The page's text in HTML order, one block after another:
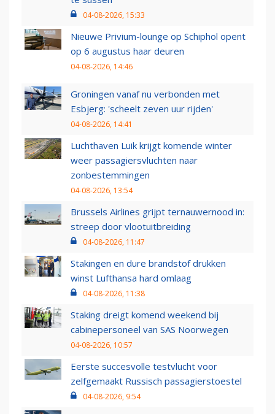
04-08-2026, 15:33
Nieuwe Privium-lounge op Schiphol opent
op 6 augustus haar deuren
04-08-2026, 14:46
Groningen vanaf nu verbonden met
Esbjerg: 'scheelt zeven uur rijden'
04-08-2026, 14:41
Luchthaven Luik krijgt komende winter
weer passagiersvluchten naar
zonbestemmingen
04-08-2026, 13:54
Brussels Airlines grijpt ternauwernood in:
streep door vlootuitbreiding
04-08-2026, 11:47
Stakingen en dure brandstof drukken
winst Lufthansa hard omlaag
04-08-2026, 11:38
Staking dreigt komend weekend bij
cabinepersoneel van SAS Noorwegen
04-08-2026, 10:57
Eerste succesvolle testvlucht voor
zelfgemaakt Russisch passagierstoestel
04-08-2026, 9:54